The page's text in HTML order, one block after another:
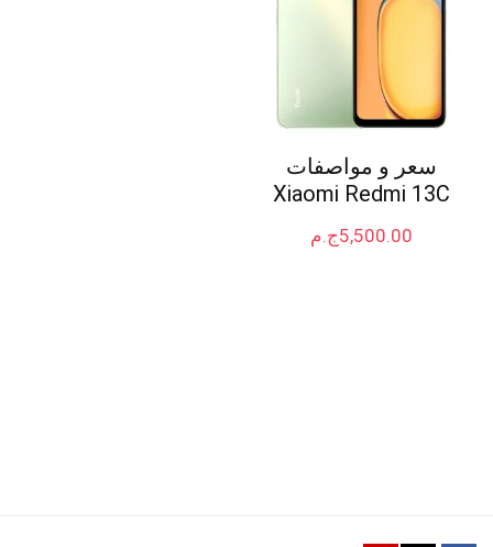
سعر و مواصفات
Xiaomi Redmi 13C
ج.م5,500.00